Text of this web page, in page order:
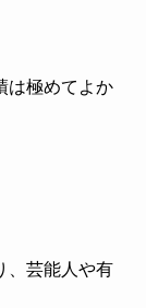
は極めてよか
、芸能人や有